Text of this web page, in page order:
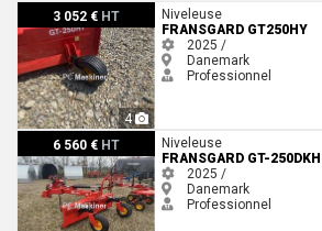
3 052 € HT
4
Fransgard GT250HY
Niveleuse
FRANSGARD GT250HY
2025 /
Danemark
Professionnel
6 560 € HT
Fransgard GT-250DKH
Niveleuse
FRANSGARD GT-250DKH
2025 /
Danemark
Professionnel